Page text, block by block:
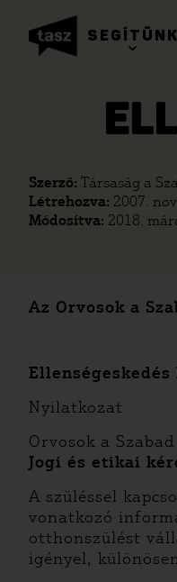
SEGÍTÜNK
Szerző: Társaság a
Létrehozva: 2007.
Módosítva: 2018.
Az Orvosok a
Nyilatkozat
Orvosok a
Jogi és etikai
A szüléssel
vonatkozó
otthonszülést
igényel,